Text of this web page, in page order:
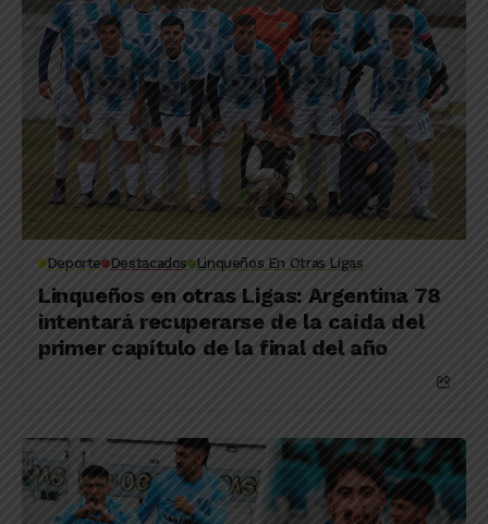
Deporte Destacados Linqueños En Otras Ligas
Linqueños en otras Ligas: Argentina 78
intentará recuperarse de la caída del
primer capítulo de la final del año